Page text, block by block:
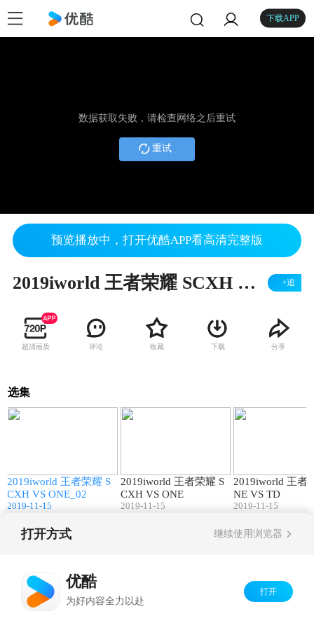
下载APP
数据获取失败，请检查网络之后重试
重试
预览播放中，打开优酷APP看高清完整版
2019iworld 王者荣耀 SCXH VS ONE_02 +追
超清画质 评论 收藏 下载 分享
选集
2019iworld 王者荣耀 S
CXH VS ONE_02
2019-11-15
2019iworld 王者荣耀 S
CXH VS ONE
2019-11-15
2019iworld 王者
NE VS TD
2019-11-15
打开方式 继续使用浏览器
优酷
为好内容全力以赴
打开